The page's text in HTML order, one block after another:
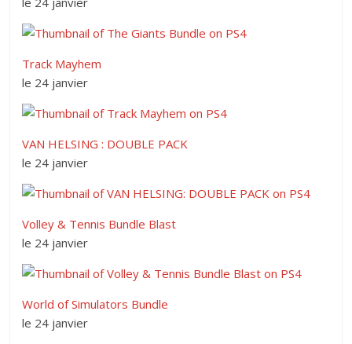
Track Mayhem
le 24 janvier
VAN HELSING : DOUBLE PACK
le 24 janvier
Volley & Tennis Bundle Blast
le 24 janvier
World of Simulators Bundle
le 24 janvier